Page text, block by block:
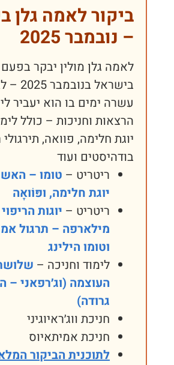
ביקור לאמה גלן
– נובמבר 2025
לאמה גלן מולין יבקר
בישראל
עשרה ימים בו הוא יעביר
הרצאות וחניכות – כולל
יוגת חלימה, פוואה, תירגולי
בודהיסטים ועוד
ריטריט – טומו –
יוגת חלימה, ופּוֹואָה
ריטריט – יוגות
מילארפה – תרגול
וטומו הילינג
לימוד וחניכה –
העוצמה (וג׳רפאני –
גרודה)
חניכת ווג׳ראיוגיני
חניכת אמיתאיוס
לתוכנית הביקור